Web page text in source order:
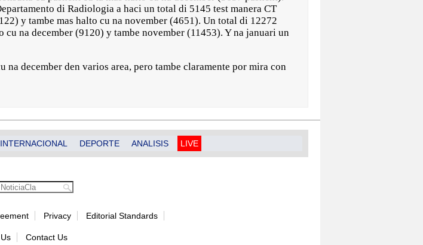
di Radiologia a haci un total di 5145 test manera CT
y tambe mas halto cu na november (4651). Un total di 12272
na december (9120) y tambe november (11453). Y na januari un
december den varios area, pero tambe claramente por mira con
INTERNACIONAL DEPORTE ANALISIS LIVE
Privacy Editorial Standards
Contact Us